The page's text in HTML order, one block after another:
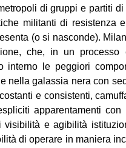
di gruppi e partiti
militanti di resistenza
(o si nasconde).
che, in un processo
le peggiori
nella galassia nera con
e consistenti,
apparentamenti con
e agibilità
di operare in maniera